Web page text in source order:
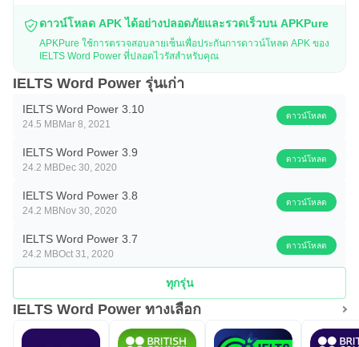
ดาวน์โหลด APK ได้อย่างปลอดภัยและรวดเร็วบน APKPure
APKPure ใช้การตรวจสอบลายเซ็นเพื่อประกันการดาวน์โหลด APK ของ
IELTS Word Power ที่ปลอดไวรัสสำหรับคุณ
IELTS Word Power รุ่นเก่า
IELTS Word Power 3.10
24.5 MBMar 8, 2021
ดาวน์โหลด
IELTS Word Power 3.9
24.2 MBDec 30, 2020
ดาวน์โหลด
IELTS Word Power 3.8
24.2 MBNov 30, 2020
ดาวน์โหลด
IELTS Word Power 3.7
24.2 MBOct 31, 2020
ดาวน์โหลด
ทุกรุ่น
IELTS Word Power ทางเลือก